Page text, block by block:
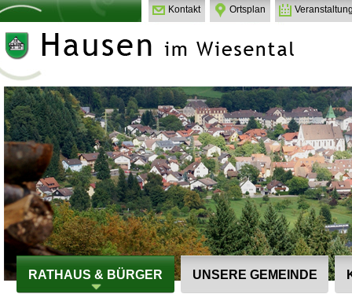
Kontakt Ortsplan
RATHAUS & BÜRGER UNSERE GEMEINDE